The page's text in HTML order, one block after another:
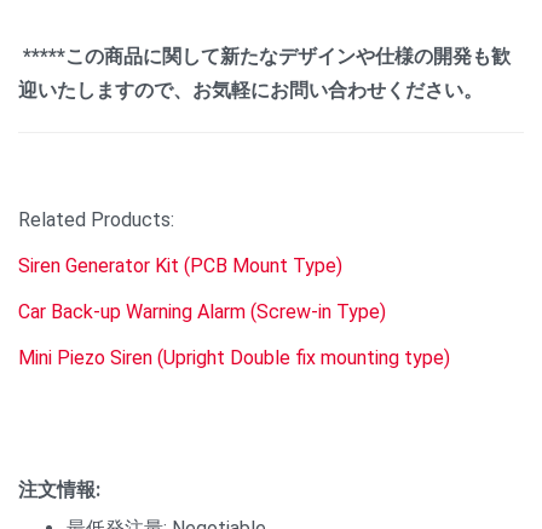
*****この商品に関して新たなデザインや仕様の開発も歓
迎いたしますので、お気軽にお問い合わせください。
Related Products:
Siren Generator Kit (PCB Mount Type)
Car Back-up Warning Alarm (Screw-in Type)
Mini Piezo Siren (Upright Double fix mounting type)
注文情報: